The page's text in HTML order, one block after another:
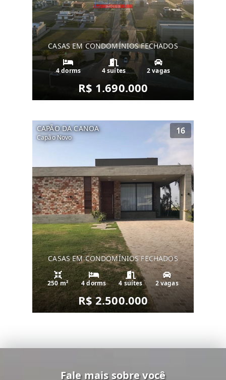
CASAS EM CONDOMÍNIOS FECHADOS
4 dorms 4 suítes 2 vagas
R$ 1.690.000
CAPÃO DA CANOA
Capão Novo
16
CASAS EM CONDOMÍNIOS FECHADOS
250 m² 4 dorms 4 suítes 2 vagas
R$ 2.500.000
Fale mais sobre você